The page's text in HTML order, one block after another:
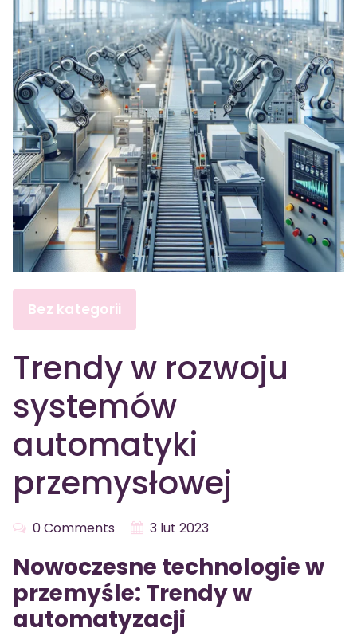
Bez kategorii
Trendy w rozwoju
systemów
automatyki
przemysłowej
0 Comments 3 lut 2023
Nowoczesne technologie w
przemyśle: Trendy w
automatyzacji